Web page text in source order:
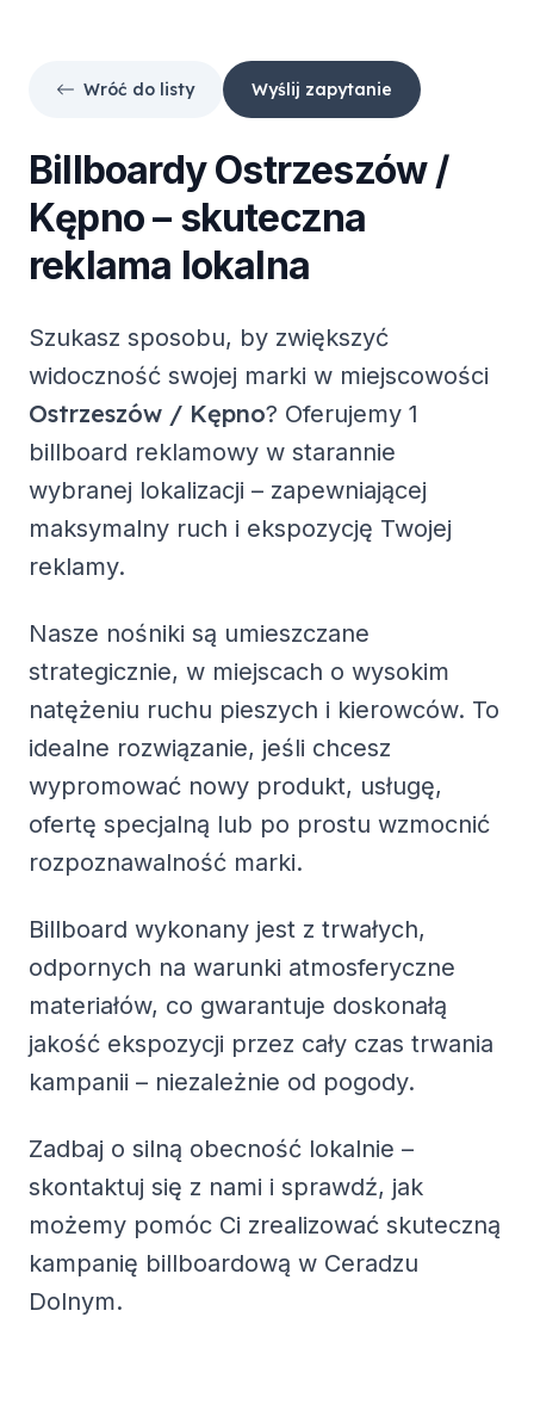
Wróć do listy Wyślij zapytanie
BillboardyOstrzeszów /
Kępno– skuteczna
reklama lokalna
Szukasz sposobu, by zwiększyć
widoczność swojej marki w miejscowości
Ostrzeszów / Kępno? Oferujemy 1
billboard reklamowy w starannie
wybranej lokalizacji – zapewniającej
maksymalny ruch i ekspozycję Twojej
reklamy.
Nasze nośniki są umieszczane
strategicznie, w miejscach o wysokim
natężeniu ruchu pieszych i kierowców. To
idealne rozwiązanie, jeśli chcesz
wypromować nowy produkt, usługę,
ofertę specjalną lub po prostu wzmocnić
rozpoznawalność marki.
Billboard wykonany jest z trwałych,
odpornych na warunki atmosferyczne
materiałów, co gwarantuje doskonałą
jakość ekspozycji przez cały czas trwania
kampanii – niezależnie od pogody.
Zadbaj o silną obecność lokalnie –
skontaktuj się z nami i sprawdź, jak
możemy pomóc Ci zrealizować skuteczną
kampanię billboardową w Ceradzu
Dolnym.